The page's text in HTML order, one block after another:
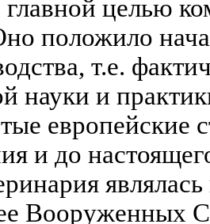
целью
положило
т.е.
науки и
европейские
и до
Вооруженных